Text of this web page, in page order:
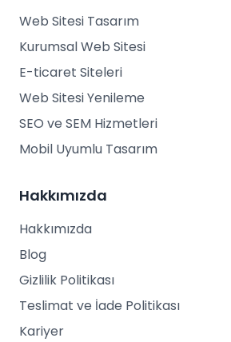
Web Sitesi Tasarım
Kurumsal Web Sitesi
E-ticaret Siteleri
Web Sitesi Yenileme
SEO ve SEM Hizmetleri
Mobil Uyumlu Tasarım
Hakkımızda
Hakkımızda
Blog
Gizlilik Politikası
Teslimat ve İade Politikası
Kariyer